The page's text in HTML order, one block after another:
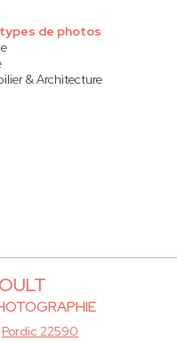
types de photos
& Architecture
Pordic 22590